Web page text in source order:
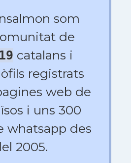
som
de
catalans i
registrats
web de
i uns 300
whatsapp des
2005.